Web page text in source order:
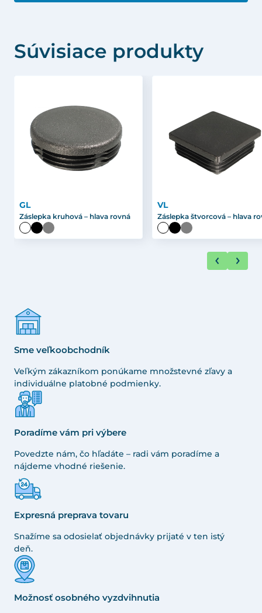
Súvisiace produkty
GL
Záslepka kruhová – hlava rovná
VL
Záslepka štvorcová – hlava
Sme veľkoobchodník
Veľkým zákazníkom ponúkame množstevné zľavy a
individuálne platobné podmienky.
Poradíme vám pri výbere
Povedzte nám, čo hľadáte – radi vám poradíme a
nájdeme vhodné riešenie.
Expresná preprava tovaru
Snažíme sa odosielať objednávky prijaté v ten istý
deň.
Možnosť osobného vyzdvihnutia